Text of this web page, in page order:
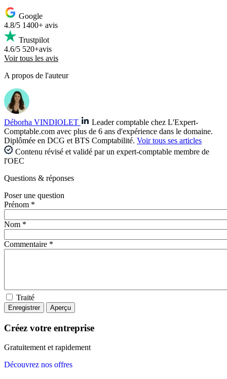
Google
4.8/5 1400+ avis
Trustpilot
4.6/5 520+avis
Voir tous les avis
A propos de l'auteur
Déborha VINDIOLET
Leader comptable chez L'Expert-
Comptable.com avec plus de 6 ans d'expérience dans le domaine.
Diplômée en DCG et BTS Comptabilité. Voir tous ses articles
Contenu révisé et validé par un expert-comptable membre de
l'OEC
Questions & réponses
Poser une question
Prénom *
Nom *
Commentaire *
Traité
Créez votre entreprise
Gratuitement et rapidement
Découvrez nos offres